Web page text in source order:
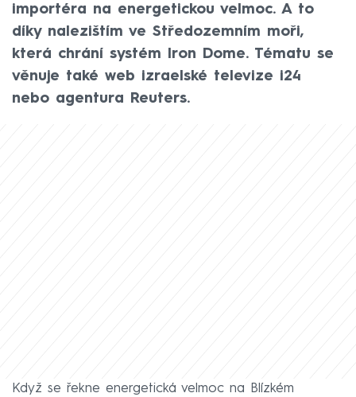
importéra na energetickou velmoc. A to
díky nalezištím ve Středozemním moři,
která chrání systém Iron Dome. Tématu se
věnuje také web izraelské televize i24
nebo agentura Reuters.
Když se řekne energetická velmoc na Blízkém